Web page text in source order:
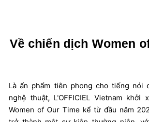
Về chiến dịch Women
Là ấn phẩm tiên phong cho tiếng nói
nghệ thuật, L'OFFICIEL Vietnam khởi
Women of Our Time kể từ đầu năm